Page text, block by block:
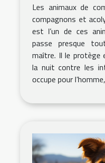
Les animaux de
compagnons et
est l’un de ces
passe presque
maître. Il le protège
la nuit contre les
occupe pour